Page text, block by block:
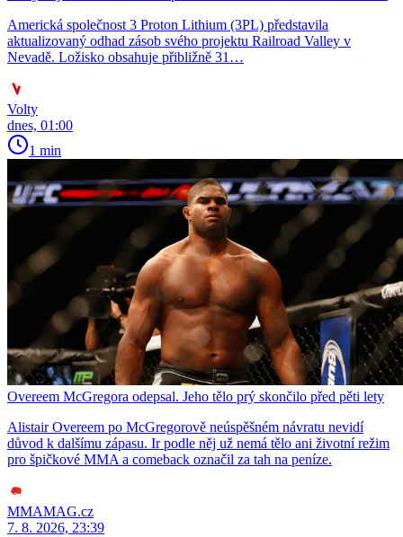
Americká společnost 3 Proton Lithium (3PL) představila
aktualizovaný odhad zásob svého projektu Railroad Valley v
Nevadě. Ložisko obsahuje přibližně 31…
Volty
dnes, 01:00
1 min
Overeem McGregora odepsal. Jeho tělo prý skončilo před pěti lety
Alistair Overeem po McGregorově neúspěšném návratu nevidí
důvod k dalšímu zápasu. Ir podle něj už nemá tělo ani životní režim
pro špičkové MMA a comeback označil za tah na peníze.
MMAMAG.cz
7. 8. 2026, 23:39